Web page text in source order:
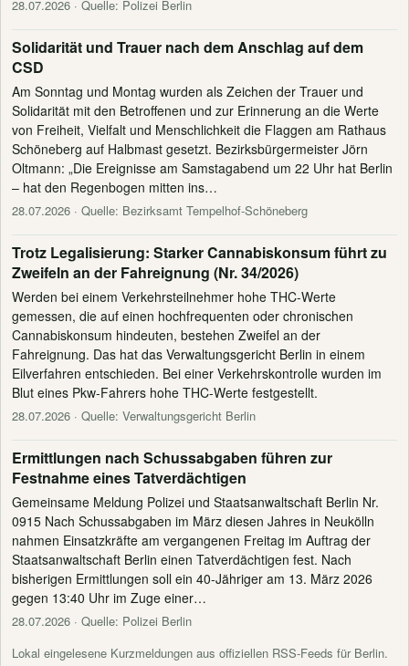
28.07.2026 · Quelle: Polizei Berlin
Solidarität und Trauer nach dem Anschlag auf dem
CSD
Am Sonntag und Montag wurden als Zeichen der Trauer und
Solidarität mit den Betroffenen und zur Erinnerung an die Werte
von Freiheit, Vielfalt und Menschlichkeit die Flaggen am Rathaus
Schöneberg auf Halbmast gesetzt. Bezirksbürgermeister Jörn
Oltmann: „Die Ereignisse am Samstagabend um 22 Uhr hat Berlin
– hat den Regenbogen mitten ins…
28.07.2026 · Quelle: Bezirksamt Tempelhof-Schöneberg
Trotz Legalisierung: Starker Cannabiskonsum führt zu
Zweifeln an der Fahreignung (Nr. 34/2026)
Werden bei einem Verkehrsteilnehmer hohe THC-Werte
gemessen, die auf einen hochfrequenten oder chronischen
Cannabiskonsum hindeuten, bestehen Zweifel an der
Fahreignung. Das hat das Verwaltungsgericht Berlin in einem
Eilverfahren entschieden. Bei einer Verkehrskontrolle wurden im
Blut eines Pkw-Fahrers hohe THC-Werte festgestellt.
28.07.2026 · Quelle: Verwaltungsgericht Berlin
Ermittlungen nach Schussabgaben führen zur
Festnahme eines Tatverdächtigen
Gemeinsame Meldung Polizei und Staatsanwaltschaft Berlin Nr.
0915 Nach Schussabgaben im März diesen Jahres in Neukölln
nahmen Einsatzkräfte am vergangenen Freitag im Auftrag der
Staatsanwaltschaft Berlin einen Tatverdächtigen fest. Nach
bisherigen Ermittlungen soll ein 40-Jähriger am 13. März 2026
gegen 13:40 Uhr im Zuge einer…
28.07.2026 · Quelle: Polizei Berlin
Lokal eingelesene Kurzmeldungen aus offiziellen RSS-Feeds für Berlin.